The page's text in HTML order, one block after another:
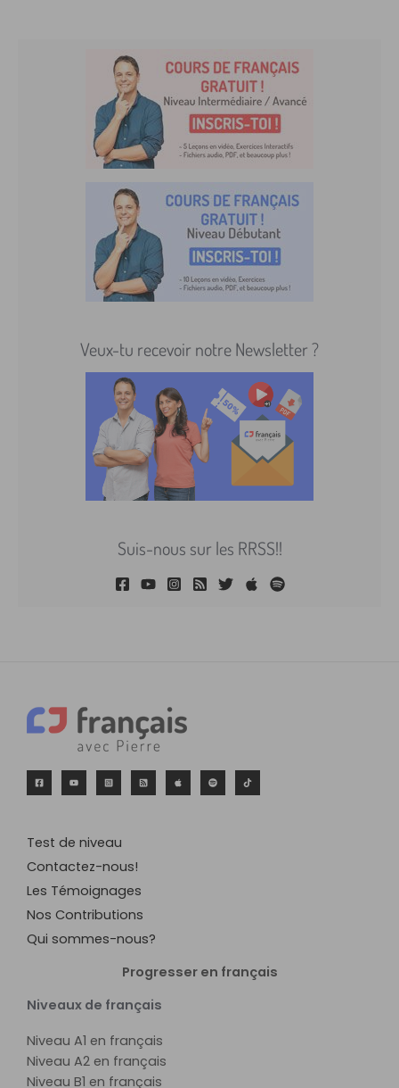
Veux-tu recevoir notre Newsletter ?
Suis-nous sur les RRSS!!
Test de niveau
Contactez-nous!
Les Témoignages
Nos Contributions
Qui sommes-nous?
Progresser en français
Niveaux de français
Niveau A1 en français
Niveau A2 en français
Niveau B1 en français